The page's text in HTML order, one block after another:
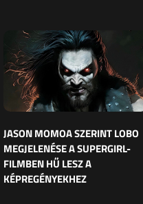
JASON MOMOA SZERINT LOBO
MEGJELENÉSE A SUPERGIRL-
FILMBEN HŰ LESZ A
KÉPREGÉNYEKHEZ